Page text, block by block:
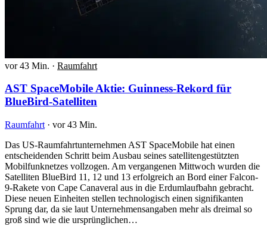
vor 43 Min. · Raumfahrt
AST SpaceMobile Aktie: Guinness-Rekord für
BlueBird-Satelliten
Raumfahrt · vor 43 Min.
Das US-Raumfahrtunternehmen AST SpaceMobile hat einen
entscheidenden Schritt beim Ausbau seines satellitengestützten
Mobilfunknetzes vollzogen. Am vergangenen Mittwoch wurden die
Satelliten BlueBird 11, 12 und 13 erfolgreich an Bord einer Falcon-
9-Rakete von Cape Canaveral aus in die Erdumlaufbahn gebracht.
Diese neuen Einheiten stellen technologisch einen signifikanten
Sprung dar, da sie laut Unternehmensangaben mehr als dreimal so
groß sind wie die ursprünglichen…